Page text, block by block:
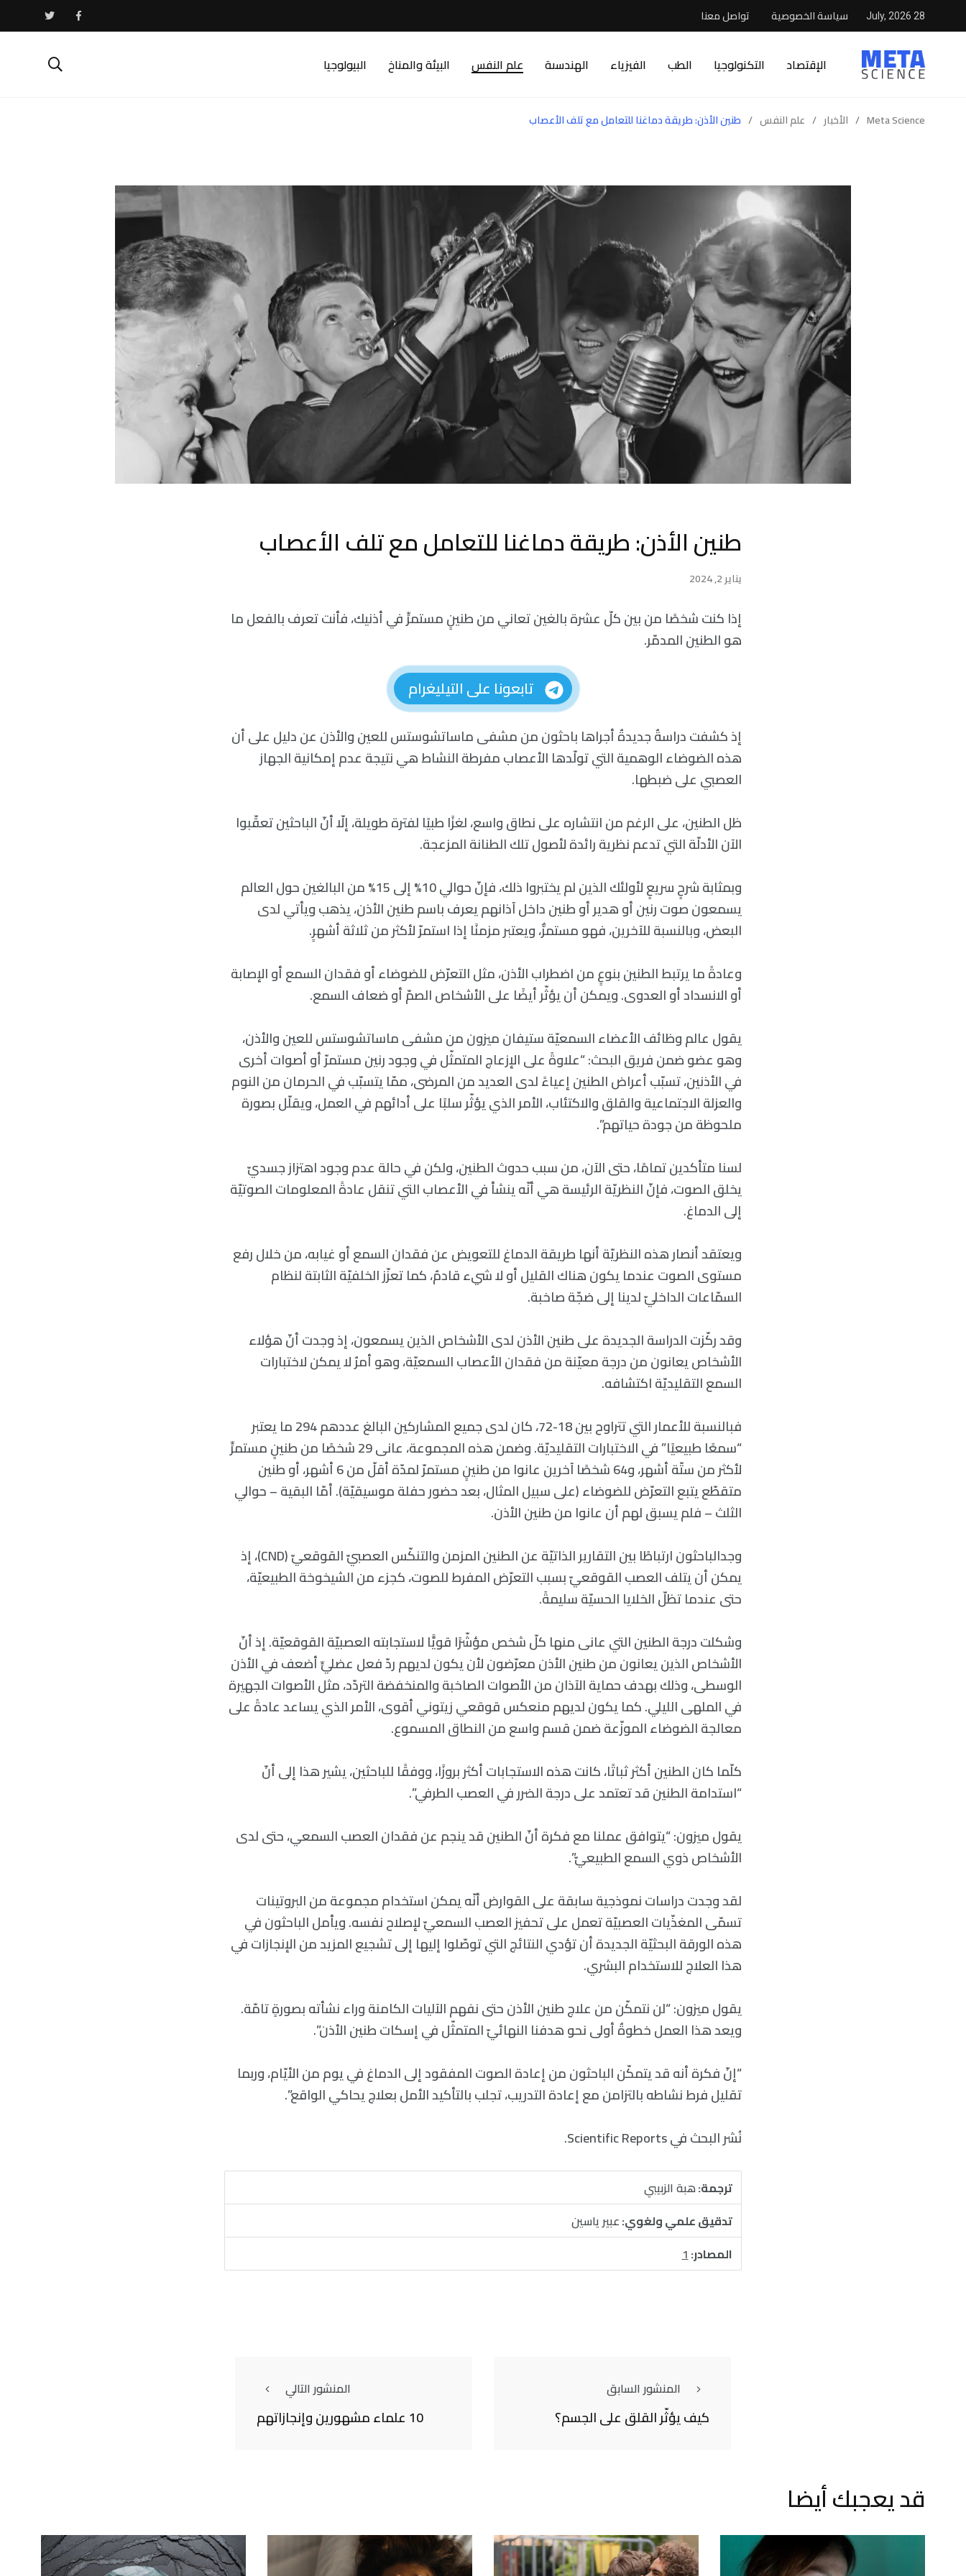
28 July, 2026 سياسة الخصوصية تواصل معنا
الإقتصاد التكنولوجيا الطب الفيزياء الهندسىة علم النفس البيئة والمناخ البيولوجيا
Meta Science
/ الأخبار / علم النفس / طنين الأذن: طريقة دماغنا للتعامل مع تلف الأعصاب
طنين الأذن: طريقة دماغنا للتعامل مع تلف الأعصاب
يناير 2, 2024
إذا كنت شخصًا من بين كلّ عشرة بالغين تعاني من طنينٍ مستمرٍّ في أذنيك، فأنت تعرف بالفعل ما
هو الطنين المدمّر.
تابعونا على التيليغرام
إذ كشفت دراسةٌ جديدةٌ أجراها باحثون من مشفى ماساتشوستس للعين والأذن عن دليل على أن
هذه الضوضاء الوهمية التي تولّدها الأعصاب مفرطة النشاط هي نتيجة عدم إمكانية الجهاز
العصبي على ضبطها.
ظل الطنين، على الرغم من انتشاره على نطاق واسع، لغزًا طبيًا لفترة طويلة، إلّا أنّ الباحثين تعقّبوا
الآن الأدلّة التي تدعم نظرية رائدة لأصول تلك الطنانة المزعجة.
وبمثابة شرحٍ سريعٍ لأولئك الذين لم يختبروا ذلك، فإنّ حوالي 10% إلى 15% من البالغين حول العالم
يسمعون صوت رنين أو هدير أو طنين داخل آذانهم يعرف باسم طنين الأذن، يذهب ويأتي لدى
البعض، وبالنسبة للآخرين، فهو مستمرٌّ، ويعتبر مزمنًا إذا استمرّ لأكثر من ثلاثة أشهرٍ.
وعادةً ما يرتبط الطنين بنوعٍ من اضطراب الأذن، مثل التعرّض للضوضاء أو فقدان السمع أو الإصابة
أو الانسداد أو العدوى. ويمكن أن يؤثّر أيضًا على الأشخاص الصمّ أو ضعاف السمع.
يقول عالم وظائف الأعضاء السمعيّة ستيفان ميزون من مشفى ماساتشوستس للعين والأذن،
وهو عضو ضمن فريق البحث: “علاوةً على الإزعاج المتمثّل في وجود رنين مستمرّ أو أصوات أخرى
في الأذنين، تسبّب أعراض الطنين إعياءً لدى العديد من المرضى، ممّا يتسبّب في الحرمان من النوم
والعزلة الاجتماعية والقلق والاكتئاب، الأمر الذي يؤثّر سلبًا على أدائهم في العمل، ويقلّل بصورة
ملحوظة من جودة حياتهم”.
لسنا متأكدين تمامًا، حتى الآن، من سبب حدوث الطنين، ولكن في حالة عدم وجود اهتزاز جسديّ
يخلق الصوت، فإنّ النظريّة الرئيسة هي أنّه ينشأ في الأعصاب التي تنقل عادةً المعلومات الصوتيّة
إلى الدماغ.
ويعتقد أنصار هذه النظريّة أنها طريقة الدماغ للتعويض عن فقدان السمع أو غيابه، من خلال رفع
مستوى الصوت عندما يكون هناك القليل أو لا شيء قادمٌ، كما تعزّز الخلفيّة الثابتة لنظام
السمّاعات الداخليّ لدينا إلى ضجّة صاخبة.
وقد ركّزت الدراسة الجديدة على طنين الأذن لدى الأشخاص الذين يسمعون، إذ وجدت أنّ هؤلاء
الأشخاص يعانون من درجة معيّنة من فقدان الأعصاب السمعيّة، وهو أمرٌ لا يمكن لاختبارات
السمع التقليديّة اكتشافه.
فبالنسبة للأعمار التي تتراوح بين 18-72، كان لدى جميع المشاركين البالغ عددهم 294 ما يعتبر
“سمعًا طبيعيًا” في الاختبارات التقليديّة. وضمن هذه المجموعة، عانى 29 شخصًا من طنينٍ مستمرٍّ
لأكثر من ستّة أشهر، و64 شخصًا آخرين عانوا من طنينٍ مستمرّ لمدّة أقلّ من 6 أشهر، أو طنين
متقطّع يتبع التعرّض للضوضاء (على سبيل المثال، بعد حضور حفلة موسيقيّة). أمّا البقية – حوالي
الثلث – فلم يسبق لهم أن عانوا من طنين الأذن.
وجدالباحثون ارتباطًا بين التقارير الذاتيّة عن الطنين المزمن والتنكّس العصبيّ القوقعيّ (CND)، إذ
يمكن أن يتلف العصب القوقعيّ بسبب التعرّض المفرط للصوت، كجزء من الشيخوخة الطبيعيّة،
حتى عندما تظلّ الخلايا الحسيّة سليمةً.
وشكلت درجة الطنين التي عانى منها كلّ شخص مؤشّرًا قويًّا لاستجابته العصبيّة القوقعيّة. إذ أنّ
الأشخاص الذين يعانون من طنين الأذن معرّضون لأن يكون لديهم ردّ فعل عضليٍّ أضعف في الأذن
الوسطى، وذلك بهدف حماية الآذان من الأصوات الصاخبة والمنخفضة التردّد، مثل الأصوات الجهيرة
في الملهى الليلي. كما يكون لديهم منعكس قوقعي زيتوني أقوى، الأمر الذي يساعد عادةً على
معالجة الضوضاء الموزّعة ضمن قسم واسع من النطاق المسموع.
كلّما كان الطنين أكثر ثباتًا، كانت هذه الاستجابات أكثر بروزًا، ووفقًا للباحثين، يشير هذا إلى أنّ
“استدامة الطنين قد تعتمد على درجة الضرر في العصب الطرفي”.
يقول ميزون: “يتوافق عملنا مع فكرة أنّ الطنين قد ينجم عن فقدان العصب السمعي، حتى لدى
الأشخاص ذوي السمع الطبيعيّ”.
لقد وجدت دراسات نموذجية سابقة على القوارض أنّه يمكن استخدام مجموعة من البروتينات
تسمّى المغذّيات العصبيّة تعمل على تحفيز العصب السمعيّ لإصلاح نفسه. ويأمل الباحثون في
هذه الورقة البحثيّة الجديدة أن تؤدي النتائج التي توصّلوا إليها إلى تشجيع المزيد من الإنجازات في
هذا العلاج للاستخدام البشري.
يقول ميزون: “لن نتمكّن من علاج طنين الأذن حتى نفهم الآليات الكامنة وراء نشأته بصورةٍ تامّة.
ويعد هذا العمل خطوةٌ أولى نحو هدفنا النهائيّ المتمثّل في إسكات طنين الأذن”.
“إنّ فكرة أنه قد يتمكّن الباحثون من إعادة الصوت المفقود إلى الدماغ في يوم من الأيّام، وربما
تقليل فرط نشاطه بالتزامن مع إعادة التدريب، تجلب بالتأكيد الأمل بعلاج يحاكي الواقع”.
نُشر البحث في Scientific Reports.
ترجمة:هبة الزبيبي
تدقيق علمي ولغوي:عبير ياسين
المصادر:1
المنشور السابق
كيف يؤثّر القلق على الجسم؟
المنشور التالي
10 علماء مشهورين وإنجازاتهم
قد يعجبك أيضا